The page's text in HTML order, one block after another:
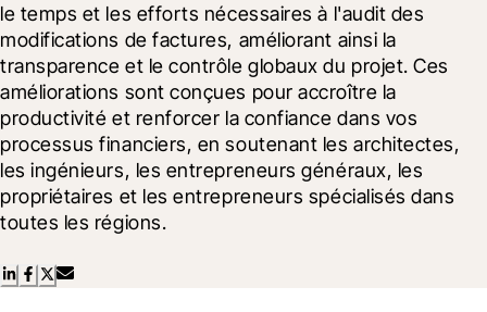
le temps et les efforts nécessaires à l'audit des
modifications de factures, améliorant ainsi la
transparence et le contrôle globaux du projet. Ces
améliorations sont conçues pour accroître la
productivité et renforcer la confiance dans vos
processus financiers, en soutenant les architectes,
les ingénieurs, les entrepreneurs généraux, les
propriétaires et les entrepreneurs spécialisés dans
toutes les régions.